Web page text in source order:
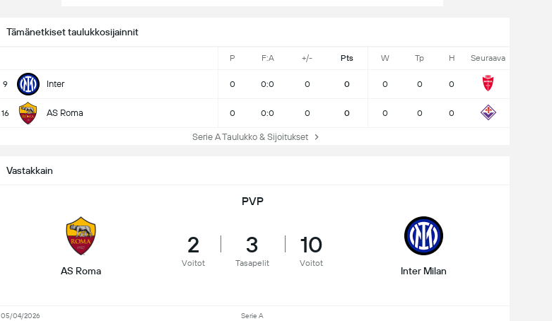
Tämänetkiset taulukkosijainnit
P F:A +/- Pts W Tp H Seuraava
9 Inter 0 0:0 0 0 0 0 0
16 AS Roma 0 0:0 0 0 0 0 0
Serie A Taulukko & Sijoitukset
Vastakkain
PVP
AS Roma
2
Voitot
3
Tasapelit
10
Voitot
Inter Milan
Serie A
05/04/2026